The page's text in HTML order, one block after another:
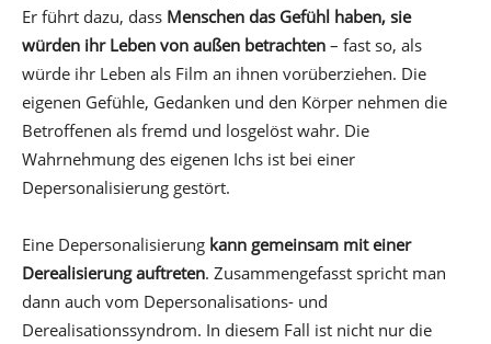
Er führt dazu, dass Menschen das Gefühl haben, sie
würden ihr Leben von außen betrachten – fast so, als
würde ihr Leben als Film an ihnen vorüberziehen. Die
eigenen Gefühle, Gedanken und den Körper nehmen die
Betroffenen als fremd und losgelöst wahr. Die
Wahrnehmung des eigenen Ichs ist bei einer
Depersonalisierung gestört.
Eine Depersonalisierung kann gemeinsam mit einer
Derealisierung auftreten. Zusammengefasst spricht man
dann auch vom Depersonalisations- und
Derealisationssyndrom. In diesem Fall ist nicht nur die